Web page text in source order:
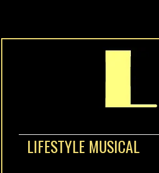
LIFESTYLE MUSICAL